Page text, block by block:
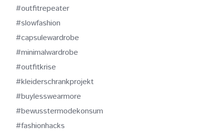
#outfitrepeater
#slowfashion
#capsulewardrobe
#minimalwardrobe
#outfitkrise
#kleiderschrankprojekt
#buylesswearmore
#bewusstermodekonsum
#fashionhacks